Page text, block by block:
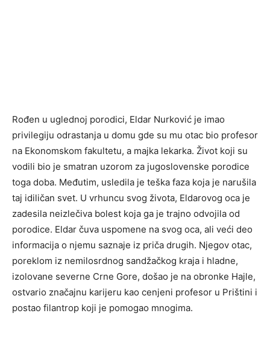
Rođen u uglednoj porodici, Eldar Nurković je imao
privilegiju odrastanja u domu gde su mu otac bio profesor
na Ekonomskom fakultetu, a majka lekarka. Život koji su
vodili bio je smatran uzorom za jugoslovenske porodice
toga doba. Međutim, usledila je teška faza koja je narušila
taj idiličan svet. U vrhuncu svog života, Eldarovog oca je
zadesila neizlečiva bolest koja ga je trajno odvojila od
porodice. Eldar čuva uspomene na svog oca, ali veći deo
informacija o njemu saznaje iz priča drugih. Njegov otac,
poreklom iz nemilosrdnog sandžačkog kraja i hladne,
izolovane severne Crne Gore, došao je na obronke Hajle,
ostvario značajnu karijeru kao cenjeni profesor u Prištini i
postao filantrop koji je pomogao mnogima.